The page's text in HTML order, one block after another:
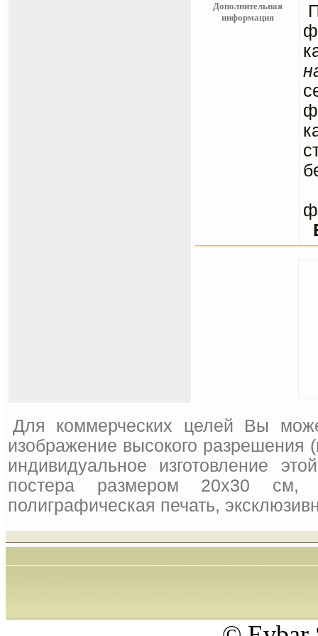
Дополнительная
информация
Для коммерческих целей Вы
изображение высокого
индивидуальное изготовление
постера размером 20x30 см,
полиграфическая печать,